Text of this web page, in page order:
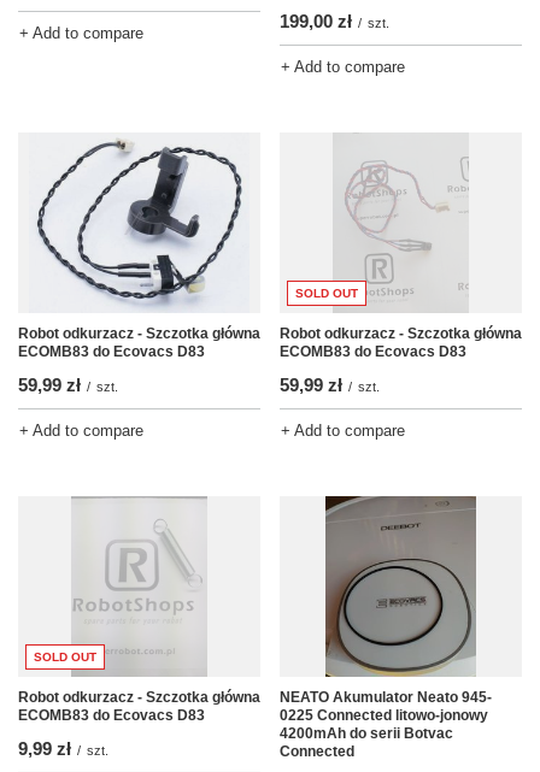
+ Add to compare
199,00 zł / szt.
+ Add to compare
Robot odkurzacz - Szczotka główna
ECOMB83 do Ecovacs D83
59,99 zł / szt.
+ Add to compare
SOLD OUT
Robot odkurzacz - Szczotka główna
ECOMB83 do Ecovacs D83
59,99 zł / szt.
+ Add to compare
SOLD OUT
Robot odkurzacz - Szczotka główna
ECOMB83 do Ecovacs D83
9,99 zł / szt.
NEATO Akumulator Neato 945-
0225 Connected litowo-jonowy
4200mAh do serii Botvac
Connected